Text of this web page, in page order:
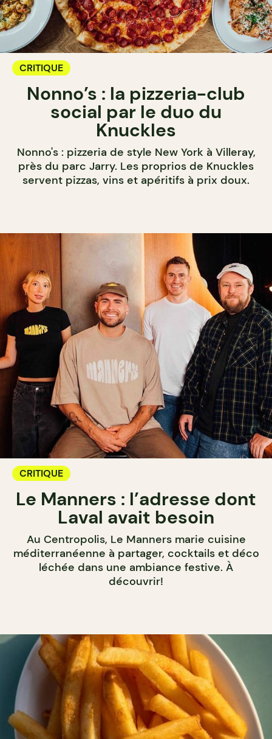
CRITIQUE
Nonno’s : la pizzeria-club
social par le duo du
Knuckles
Nonno's : pizzeria de style New York à Villeray,
près du parc Jarry. Les proprios de Knuckles
servent pizzas, vins et apéritifs à prix doux.
CRITIQUE
Le Manners : l’adresse dont
Laval avait besoin
Au Centropolis, Le Manners marie cuisine
méditerranéenne à partager, cocktails et déco
léchée dans une ambiance festive. À
découvrir!